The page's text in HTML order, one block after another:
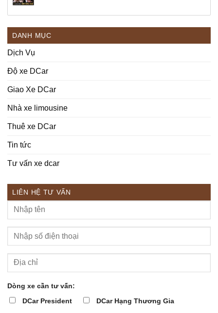
DANH MỤC
Dịch Vụ
Độ xe DCar
Giao Xe DCar
Nhà xe limousine
Thuê xe DCar
Tin tức
Tư vấn xe dcar
LIÊN HỆ TƯ VẤN
Dòng xe cần tư vấn:
DCar President
DCar Hạng Thương Gia